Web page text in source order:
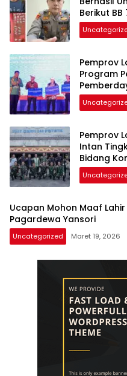
Berikut BB
Pemprov
Program
Pemprov
Intan
Bidang
Ucapan Mohon Maaf
Pagardewa Yansori
Uncategorized Maret 19, 2026